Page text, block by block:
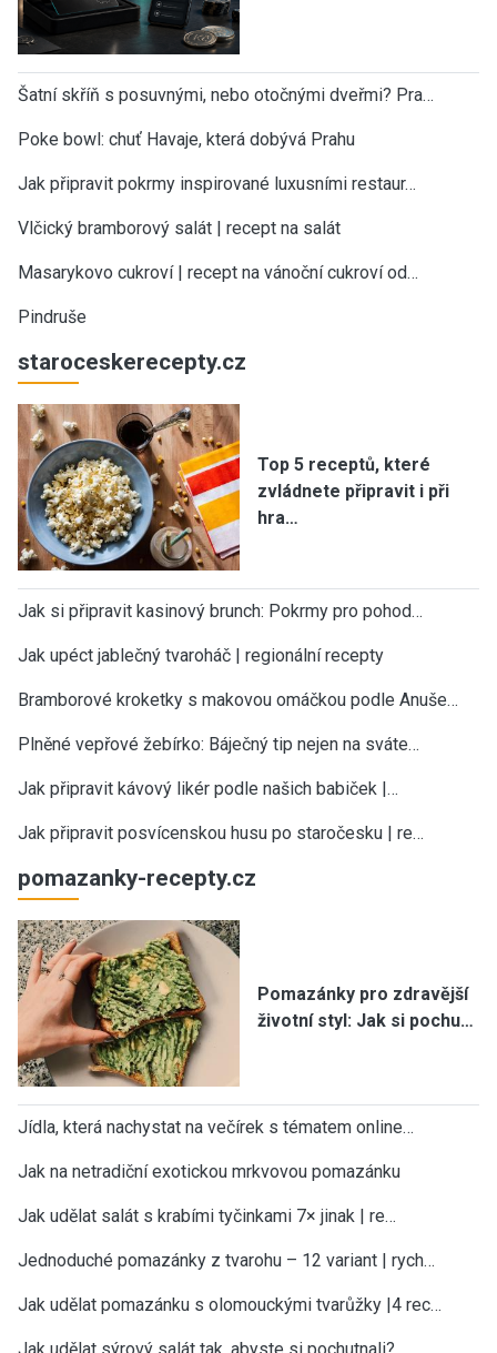
Šatní skříň s posuvnými, nebo otočnými dveřmi? Pra…
Poke bowl: chuť Havaje, která dobývá Prahu
Jak připravit pokrmy inspirované luxusními restaur…
Vlčický bramborový salát | recept na salát
Masarykovo cukroví | recept na vánoční cukroví od…
Pindruše
staroceskerecepty.cz
Top 5 receptů, které
zvládnete připravit i při
hra…
Jak si připravit kasinový brunch: Pokrmy pro pohod…
Jak upéct jablečný tvaroháč | regionální recepty
Bramborové kroketky s makovou omáčkou podle Anuše…
Plněné vepřové žebírko: Báječný tip nejen na sváte…
Jak připravit kávový likér podle našich babiček |…
Jak připravit posvícenskou husu po staročesku | re…
pomazanky-recepty.cz
Pomazánky pro zdravější
životní styl: Jak si pochu…
Jídla, která nachystat na večírek s tématem online…
Jak na netradiční exotickou mrkvovou pomazánku
Jak udělat salát s krabími tyčinkami 7× jinak | re…
Jednoduché pomazánky z tvarohu – 12 variant | rych…
Jak udělat pomazánku s olomouckými tvarůžky |4 rec…